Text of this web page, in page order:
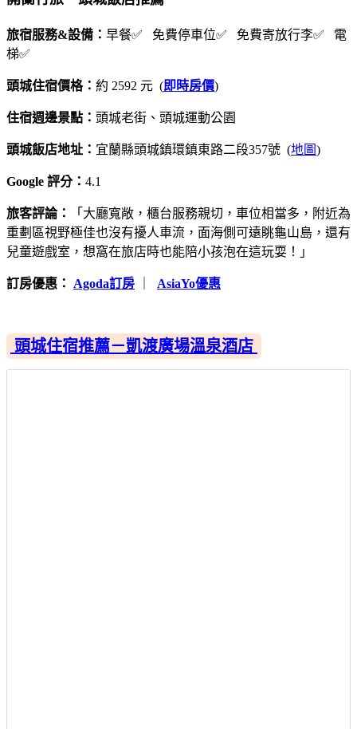
旅宿服務&設備： 早餐✅ 免費停車位✅ 免費寄放行李✅ 電
梯✅
頭城住宿價格： 約 2592 元 (即時房價)
住宿週邊景點： 頭城老街、頭城運動公園
頭城飯店地址： 宜蘭縣頭城鎮環鎮東路二段357號 (地圖)
Google 評分： 4.1
旅客評論：
「大廳寬敞，櫃台服務親切，車位相當多，附近為
重劃區視野極佳也沒有擾人車流，面海側可遠眺龜山島，還有
兒童遊戲室，想窩在旅店時也能陪小孩泡在這玩耍！」
訂房優惠： Agoda訂房 AsiaYo優惠
頭城住宿推薦－凱渡廣場溫泉酒店